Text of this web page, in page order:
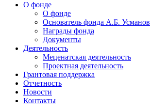
О фонде
О фонде
Основатель фонда А.Б. Усманов
Награды фонда
Документы
Деятельность
Меценатская деятельность
Проектная деятельность
Грантовая поддержка
Отчетность
Новости
Контакты